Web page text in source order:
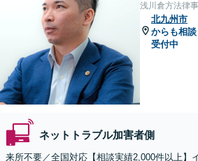
浅川倉方法律
北九州市
からも相談
受付中
ネットトラブル加害者側
来所不要／全国対応【相談実績2,000件以上】